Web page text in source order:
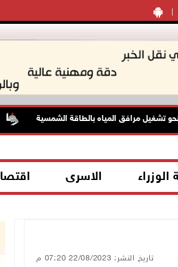
مرافق المياه بالطاقة الشمسية
الوزراء الاسرى
تاريخ النشر: 22/08/2023 07:20 م